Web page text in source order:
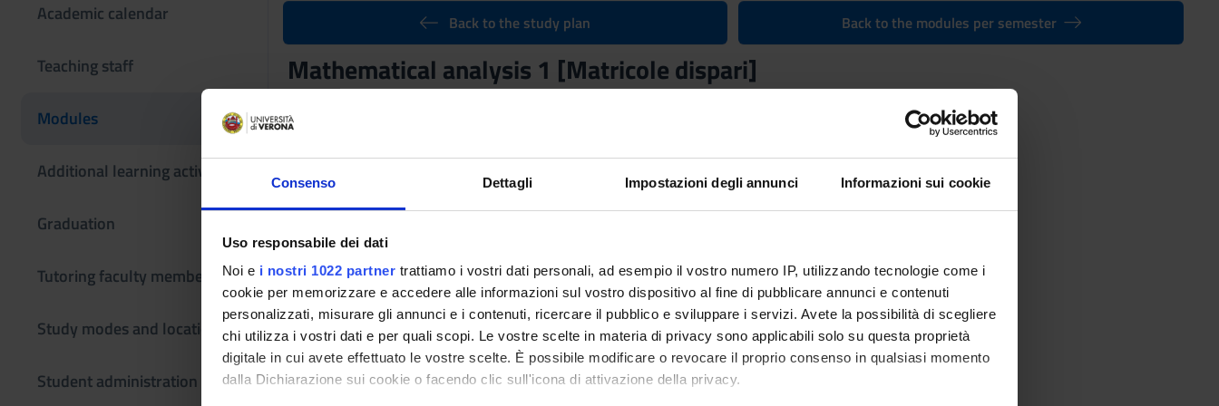
Consenso Dettagli Impostazioni degli annunci Informazioni sui cookie
Uso responsabile dei dati
Noi e i nostri 1022 partner trattiamo i vostri dati personali, ad esempio il vostro numero IP, utilizzando tecnologie come i
cookie per memorizzare e accedere alle informazioni sul vostro dispositivo al fine di pubblicare annunci e contenuti
personalizzati, misurare gli annunci e i contenuti, ricercare il pubblico e sviluppare i servizi. Avete la possibilità di scegliere
chi utilizza i vostri dati e per quali scopi. Le vostre scelte in materia di privacy sono applicabili solo su questa proprietà
digitale in cui avete effettuato le vostre scelte. È possibile modificare o revocare il proprio consenso in qualsiasi momento
dalla Dichiarazione sui cookie o facendo clic sull'icona di attivazione della privacy.
Academic calendar
Teaching staff
Modules
Additional learning activities
Graduation
Tutoring faculty members
Study modes and locations
Student administration
Back to the study plan Back to the modules per semester
Mathematical analysis 1 [Matricole dispari]
4S00030
The course is given byMathematical analysis(2021/2022) - Bachelor's degree in Bioinformatics